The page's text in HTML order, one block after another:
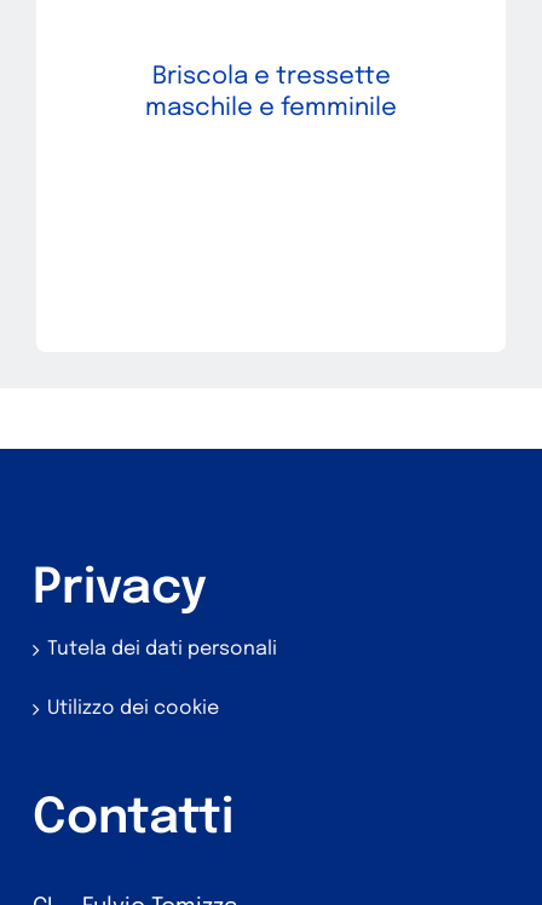
Briscola e tressette
maschile e femminile
Privacy
Tutela dei dati personali
Utilizzo dei cookie
Contatti